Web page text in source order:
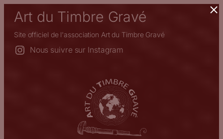
Aller
contenu
Art du Timbre Gravé
Site officiel de l'association Art du Timbre Gravé
Nous suivre sur Instagram
×